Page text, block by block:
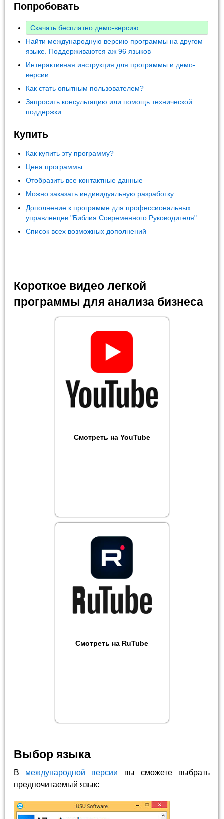
Попробовать
Скачать бесплатно демо-версию
Найти международную версию программы на другом
языке. Поддерживаются аж 96 языков
Интерактивная инструкция для программы и демо-
версии
Как стать опытным пользователем?
Запросить консультацию или помощь технической
поддержки
Купить
Как купить эту программу?
Цена программы
Отобразить все контактные данные
Можно заказать индивидуальную разработку
Дополнение к программе для профессиональных
управленцев "Библия Современного Руководителя"
Список всех возможных дополнений
Короткое видео легкой
программы для анализа бизнеса
Смотреть на YouTube
Смотреть на RuTube
Выбор языка
В международной версии вы сможете выбрать
предпочитаемый язык: